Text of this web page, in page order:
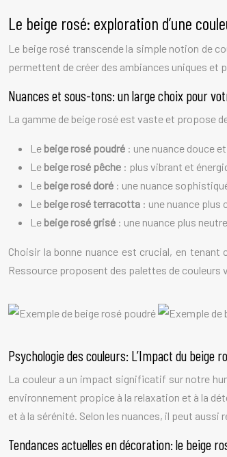
Le beige rosé: exploration d’une
Le beige rosé transcende la simple notion de
permettent de créer des ambiances uniques et
Nuances et sous-tons: un large choix pour
La gamme de beige rosé est vaste et propose
Le beige rosé poudré : une nuance douce
Le beige rosé pêche : plus vibrant et
Le beige rosé doré : une nuance
Le beige rosé terracotta : une nuance plus
Le beige rosé grisé : une nuance plus
Choisir la bonne nuance est crucial, en
Ressource proposent des palettes de couleurs
Psychologie des couleurs: L’Impact du beige
La couleur a un impact significatif sur notre
environnement propice à la relaxation et à la
et à la sérénité. Selon les nuances, il peut
Tendances actuelles en décoration: le beige